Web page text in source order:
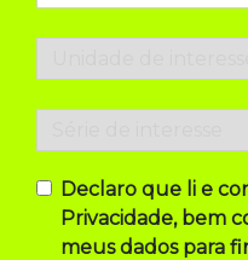
Declaro que li e
Privacidade, bem
meus dados para